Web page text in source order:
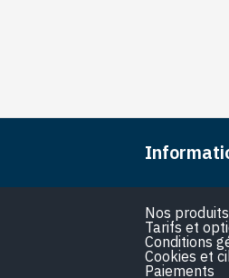
Nos produits
Tarifs et
Conditions
Cookies et
Paiements